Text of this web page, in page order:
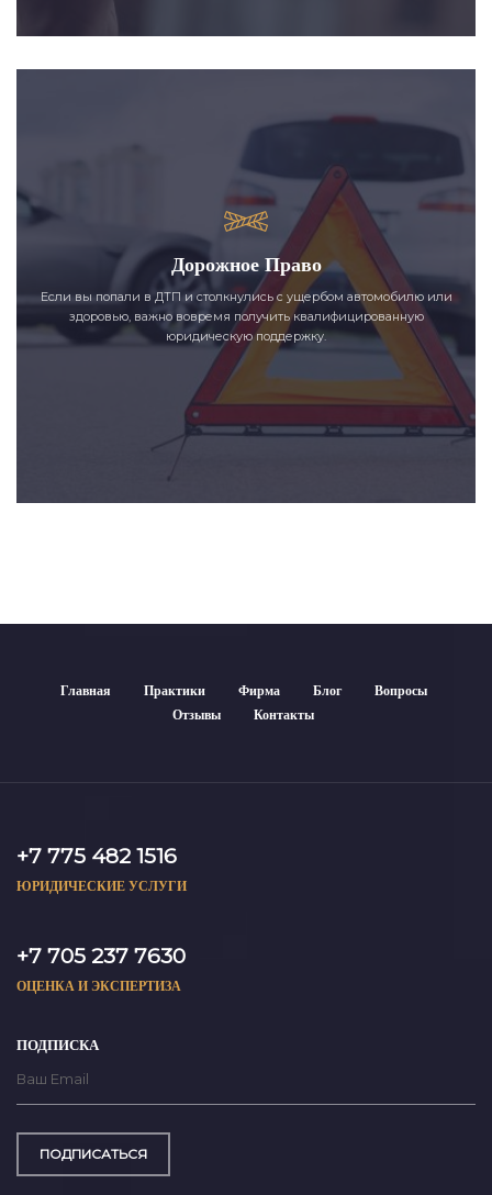
Дорожное Право
Если вы попали в ДТП и столкнулись с ущербом автомобилю или
здоровью, важно вовремя получить квалифицированную
юридическую поддержку.
Главная Практики Фирма Блог
Вопросы
Отзывы
Контакты
+7 775 482 1516
ЮРИДИЧЕСКИЕ УСЛУГИ
+7 705 237 7630
ОЦЕНКА И ЭКСПЕРТИЗА
ПОДПИСКА
ПОДПИСАТЬСЯ